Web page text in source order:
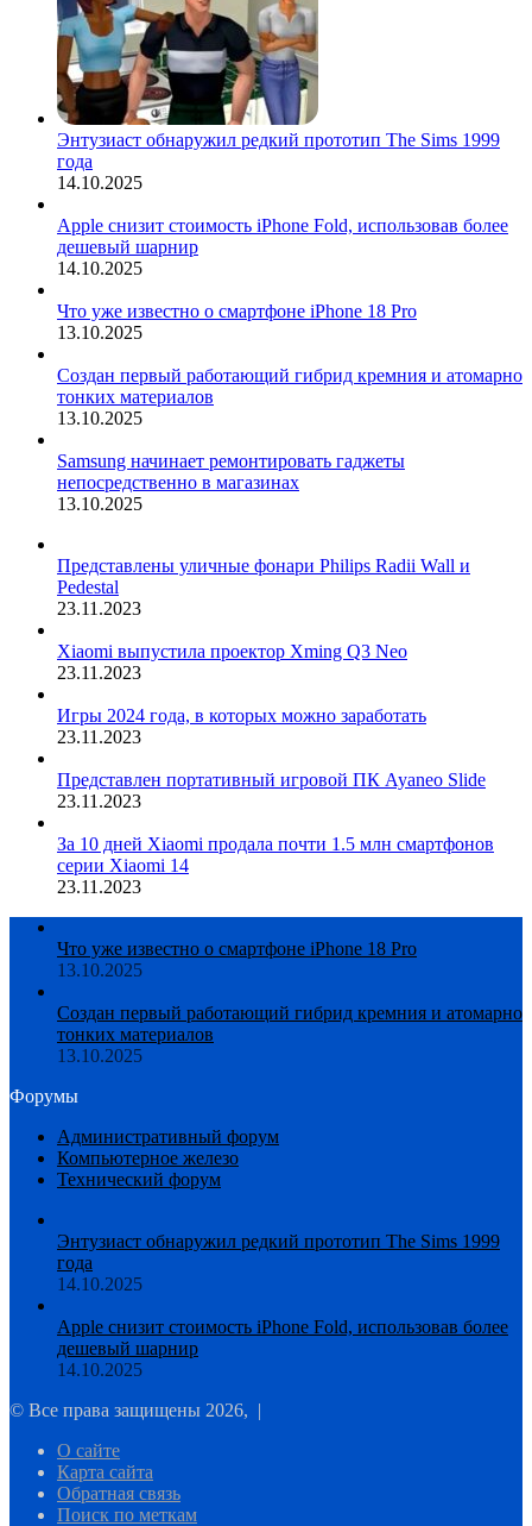
Энтузиаст обнаружил редкий прототип The Sims 1999
года
14.10.2025
Apple снизит стоимость iPhone Fold, использовав более
дешевый шарнир
14.10.2025
Что уже известно о смартфоне iPhone 18 Pro
13.10.2025
Создан первый работающий гибрид кремния и атомарно
тонких материалов
13.10.2025
Samsung начинает ремонтировать гаджеты
непосредственно в магазинах
13.10.2025
Представлены уличные фонари Philips Radii Wall и
Pedestal
23.11.2023
Xiaomi выпустила проектор Xming Q3 Neo
23.11.2023
Игры 2024 года, в которых можно заработать
23.11.2023
Представлен портативный игровой ПК Ayaneo Slide
23.11.2023
За 10 дней Xiaomi продала почти 1.5 млн смартфонов
серии Xiaomi 14
23.11.2023
Что уже известно о смартфоне iPhone 18 Pro
13.10.2025
Создан первый работающий гибрид кремния и атомарно
тонких материалов
13.10.2025
Форумы
Административный форум
Компьютерное железо
Технический форум
Энтузиаст обнаружил редкий прототип The Sims 1999
года
14.10.2025
Apple снизит стоимость iPhone Fold, использовав более
дешевый шарнир
14.10.2025
© Все права защищены 2026, |
О сайте
Карта сайта
Обратная связь
Поиск по меткам